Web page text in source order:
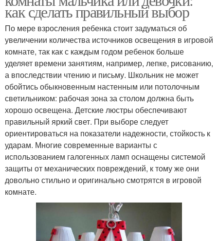
как сделать правильный выбор
По мере взросления ребенка стоит задуматься об
увеличении количества источников освещения в игровой
комнате, так как с каждым годом ребенок больше
уделяет времени занятиям, например, лепке, рисованию,
а впоследствии чтению и письму. Школьник не может
обойтись обыкновенным настенным или потолочным
светильником: рабочая зона за столом должна быть
хорошо освещена. Детские люстры обеспечивают
правильный яркий свет. При выборе следует
ориентироваться на показатели надежности, стойкость к
ударам. Многие современные варианты с
использованием галогенных ламп оснащены системой
защиты от механических повреждений, к тому же они
довольно стильно и оригинально смотрятся в игровой
комнате.